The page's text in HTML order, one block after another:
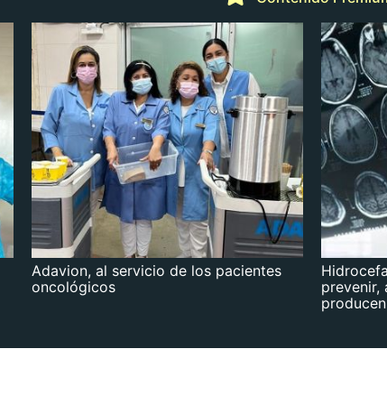
Adavion, al servicio de los pacientes
oncológicos
prevenir,
producen